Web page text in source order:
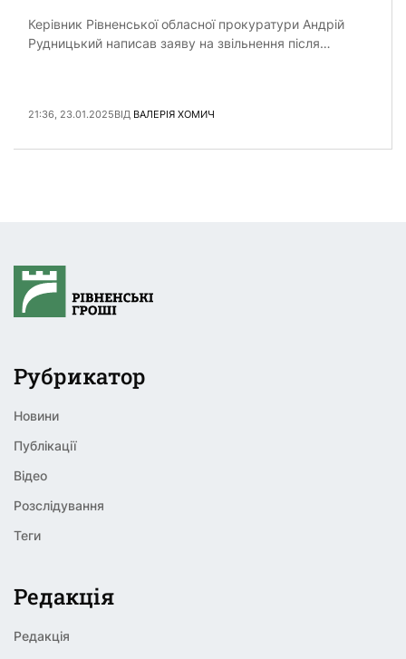
Керівник Рівненської обласної прокуратури Андрій
Рудницький написав заяву на звільнення після
21:36, 23.01.2025ВІД ВАЛЕРІЯ ХОМИЧ
Рубрикатор
Новини
Публікації
Відео
Розслідування
Теги
Редакція
Редакція